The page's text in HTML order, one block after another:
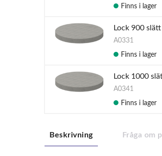
Finns i lager
Lock 900
A0331
Finns i lager
Lock 1000
A0341
Finns i lager
Beskrivning Fråga om